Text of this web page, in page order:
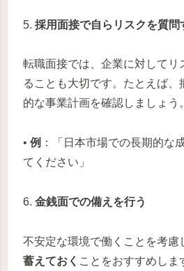
5. 採用面接で自らリスクを質問
転職面接では、企業に対してリ
ることも大切です。たとえば、
的な事業計画を確認しましょう。
• 例 ：「日本市場での長期的な
てください」
6. 金銭面での備えを行う
不安定な環境で働くことを考慮
蓄えておく ことをおすすめしま